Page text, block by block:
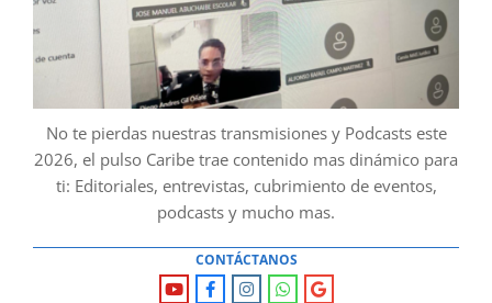
No te pierdas nuestras transmisiones y Podcasts este
2026, el pulso Caribe trae contenido mas dinámico para
ti: Editoriales, entrevistas, cubrimiento de eventos,
podcasts y mucho mas.
CONTÁCTANOS